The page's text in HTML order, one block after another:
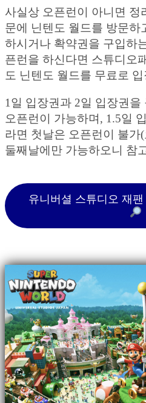
사실상 오픈런이 아니면 정
문에 닌텐도 월드를 방문하
하시거나 확약권을 구입하
픈런을 하신다면 스튜디오
도 닌텐도 월드를 무료로
1일 입장권과 2일 입장권
오픈런이 가능하며, 1.5일
라면 첫날은 오픈런이 불가
둘째날에만 가능하오니 참
유니버셜 스튜디오 재팬